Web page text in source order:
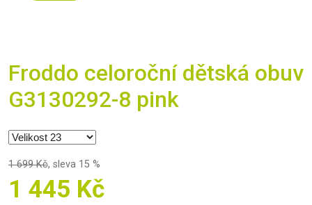
Froddo celoroční dětská obuv
G3130292-8 pink
1 699 Kč, sleva 15 %
1 445 Kč